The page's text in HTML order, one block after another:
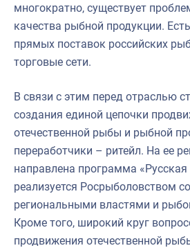
многократно, существует
качества рыбной продукции.
прямых поставок российских
торговые сети.
В связи с этим перед отраслью
создания единой цепочки
отечественной рыбы и рыбной
переработчики – ритейл. На ее
направлена программа
реализуется Росрыболовством
региональными властями и
Кроме того, широкий круг
продвижения отечественной